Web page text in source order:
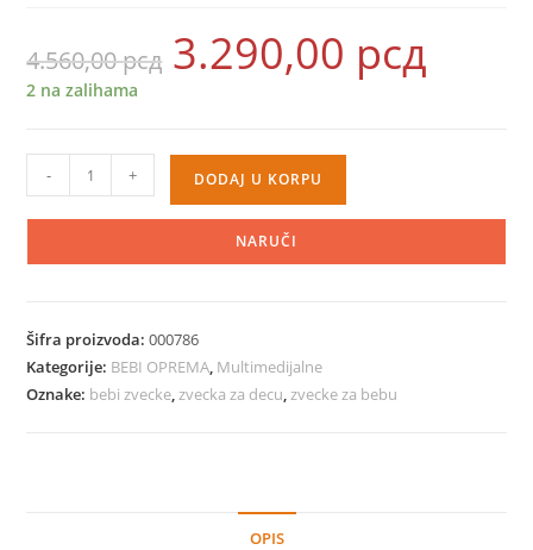
4.560,00рсд
Originalna
cena
je
3.290,00 рсд
2 na zalihama
Muzicka
zvecka
količina
- + DODAJ U KORPU
NARUČI
Šifra proizvoda:000786
Kategorije: BEBI OPREMA, Multimedijalne
Oznake: bebi zvecke,zvecka za decu,zvecke za bebu
OPIS